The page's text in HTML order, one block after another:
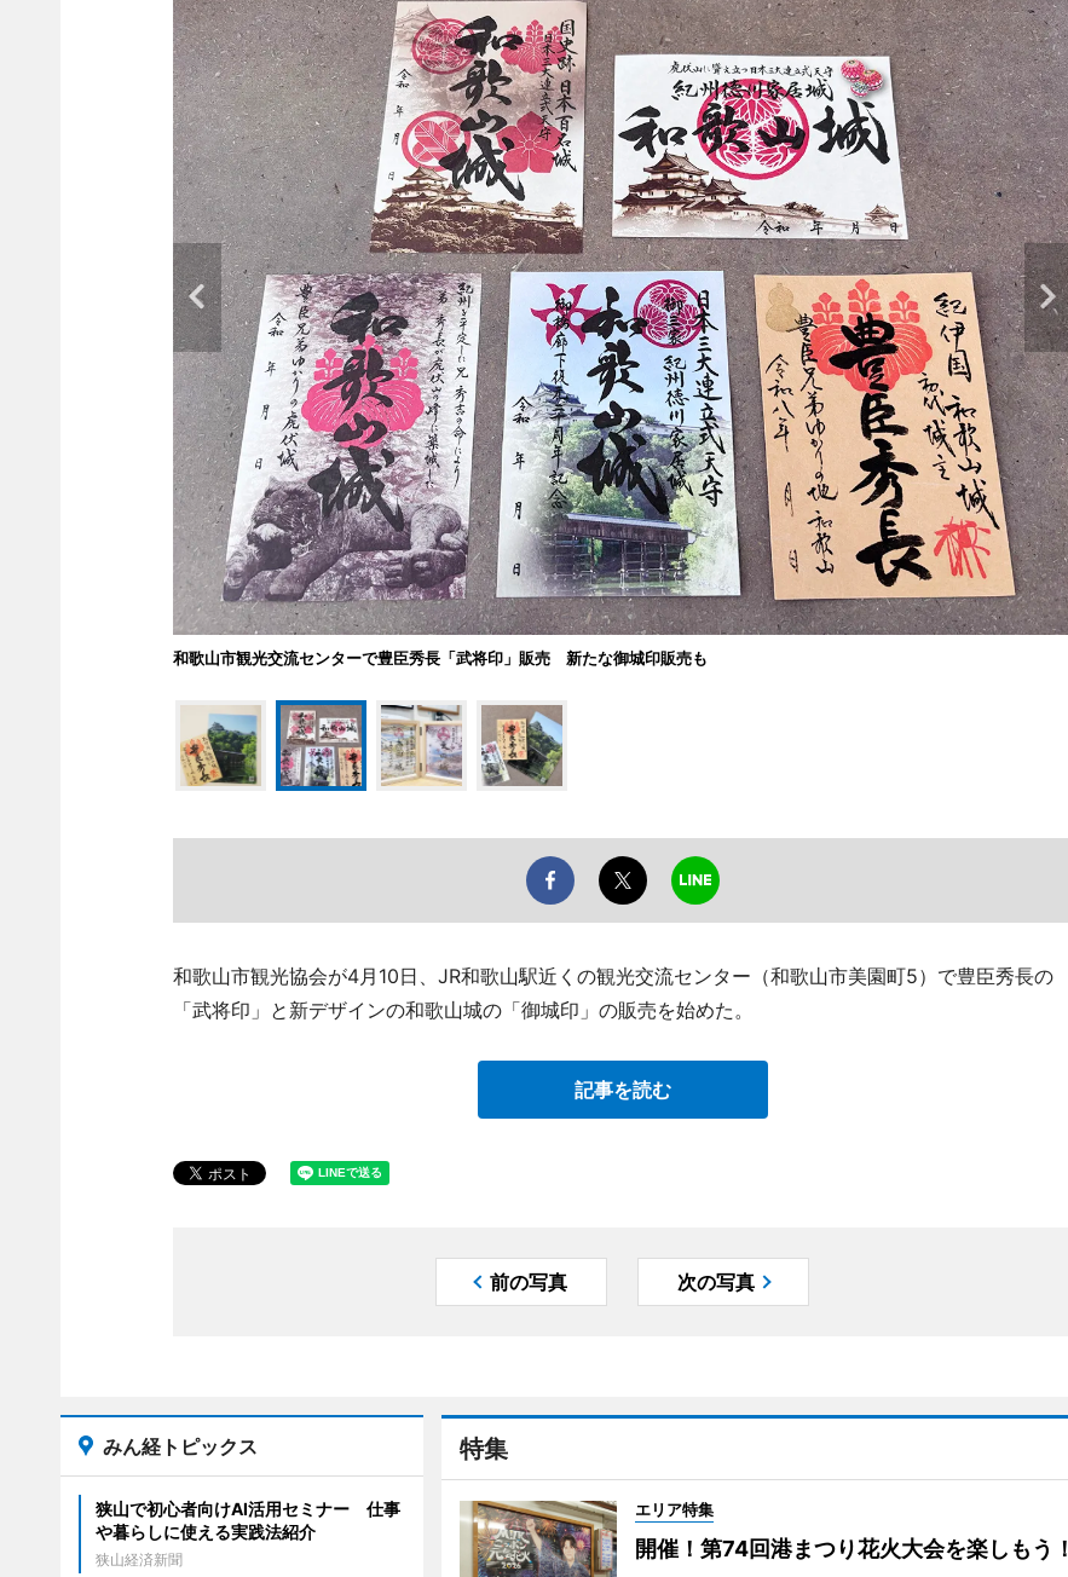
和歌山市観光交流センターで豊臣秀長「武将印」販売 新たな御城印販売も
和歌山市観光協会が4月10日、JR和歌山駅近くの観光交流センター（和歌山市美園町5）で豊臣秀長の
「武将印」と新デザインの和歌山城の「御城印」の販売を始めた。
記事を読む
前の写真 次の写真
特集
エリア特集
開催！第74回港まつり花火大会を楽しもう！
みん経トピックス
狭山で初心者向けAI活用セミナー 仕事
や暮らしに使える実践法紹介
狭山経済新聞